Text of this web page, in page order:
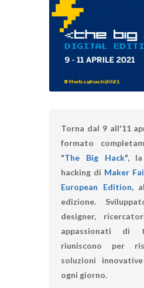
Torna dal 9 all'11
formato
"The Big Hack",
hacking di Maker
European Edition,
edizione.
designer,
appassionati di
riuniscono per
soluzioni
ogni giorno.